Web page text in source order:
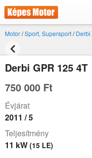
Motor/Sport, Supersport/Derbi
Derbi GPR 125 4T
750 000 Ft
Évjárat
2011 / 5
Teljesítmény
11 kW (15 LE)